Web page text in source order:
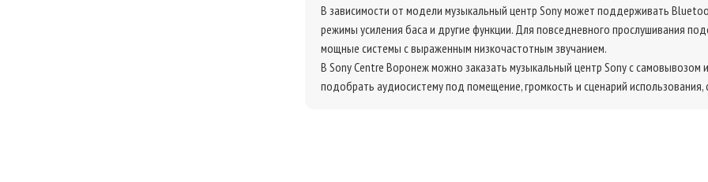
В зависимости от модели музыкальный центр Sony может поддерживать
режимы усиления баса и другие функции. Для повседневного прослушивания
мощные системы с выраженным низкочастотным звучанием.
В Sony Centre Воронеж можно заказать музыкальный центр Sony с самовывозом
подобрать аудиосистему под помещение, громкость и сценарий использования,